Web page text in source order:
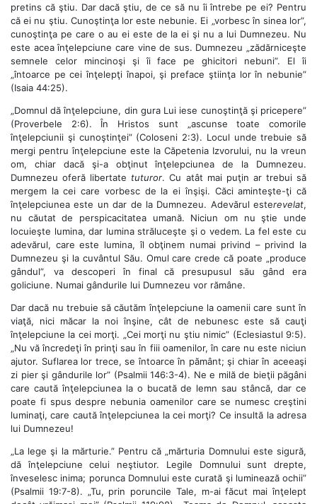
pretins că ştiu. Dar dacă ştiu, de ce să nu îi întrebe pe ei? Pentru
că ei nu ştiu. Cunoştinţa lor este nebunie. Ei „vorbesc în sinea lor”,
cunoştinţa pe care o au ei este de la ei şi nu a lui Dumnezeu. Nu
este acea înţelepciune care vine de sus. Dumnezeu „zădărniceşte
semnele celor mincinoşi şi îi face pe ghicitori nebuni”. El îi
„întoarce pe cei înţelepţi înapoi, şi preface ştiinţa lor în nebunie”
(Isaia 44:25).
„Domnul dă înţelepciune, din gura Lui iese cunoştinţă şi pricepere”
(Proverbele 2:6). În Hristos sunt „ascunse toate comorile
înţelepciunii şi cunoştinţei” (Coloseni 2:3). Locul unde trebuie să
mergi pentru înţelepciune este la Căpetenia Izvorului, nu la vreun
om, chiar dacă şi-a obţinut înţelepciunea de la Dumnezeu.
Dumnezeu oferă libertate tuturor. Cu atât mai puţin ar trebui să
mergem la cei care vorbesc de la ei înşişi. Căci aminteşte-ţi că
înţelepciunea este un dar de la Dumnezeu. Adevărul esterevelat,
nu căutat de perspicacitatea umană. Niciun om nu ştie unde
locuieşte lumina, dar lumina străluceşte şi o vedem. La fel este cu
adevărul, care este lumina, îl obţinem numai privind – privind la
Dumnezeu şi la cuvântul Său. Omul care crede că poate „produce
gândul”, va descoperi în final că presupusul său gând era
goliciune. Numai gândurile lui Dumnezeu vor rămâne.
Dar dacă nu trebuie să căutăm înţelepciune la oamenii care sunt în
viaţă, nici măcar la noi înşine, cât de nebunesc este să cauţi
înţelepciune la cei morţi. „Cei morţi nu ştiu nimic” (Eclesiastul 9:5).
„Nu vă încredeţi în prinţi sau în fiii oamenilor, în care nu este niciun
ajutor. Suflarea lor trece, se întoarce în pământ; şi chiar în aceeaşi
zi pier şi gândurile lor” (Psalmii 146:3-4). Ne e milă de bieţii păgâni
care caută înţelepciunea la o bucată de lemn sau stâncă, dar ce
poate fi spus despre nebunia oamenilor care se numesc creştini
luminaţi, care caută înţelepciunea la cei morţi? Ce insultă la adresa
lui Dumnezeu!
„La lege şi la mărturie.” Pentru că „mărturia Domnului este sigură,
dă înţelepciune celui neştiutor. Legile Domnului sunt drepte,
înveselesc inima; porunca Domnului este curată şi luminează ochii”
(Psalmii 19:7-8). „Tu, prin poruncile Tale, m-ai făcut mai înţelept